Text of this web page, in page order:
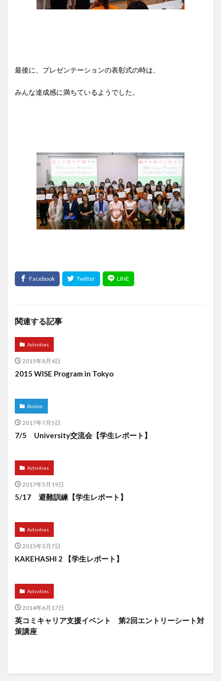
最後に、プレゼンテーションの表彰式の時は、
みんな達成感に満ちているようでした。
関連する記事
Activities
2015年8月4日
2015 WISE Program in Tokyo
Boston
2017年7月5日
7/5 University交流会【学生レポート】
Activities
2017年5月19日
5/17 避難訓練【学生レポート】
Activities
2015年3月7日
KAKEHASHI 2 【学生レポート】
Activities
2014年6月17日
英コミキャリア支援イベント 第2回エントリーシート対
策講座